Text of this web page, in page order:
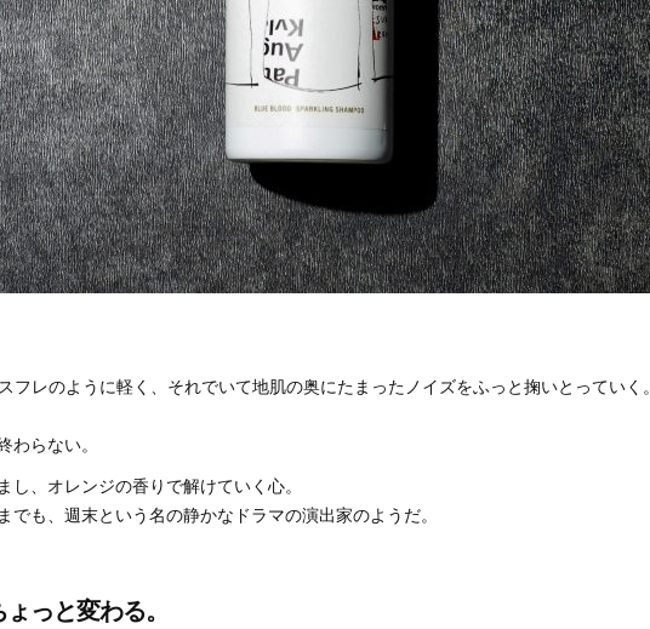
レのように軽く、それでいて地肌の奥にたまったノイズをふっと掬いとっていく。
らない。
、オレンジの香りで解けていく心。
も、週末という名の静かなドラマの演出家のようだ。
っと変わる。